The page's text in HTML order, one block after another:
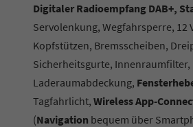
Digitaler Radioempfang DAB+,
Servolenkung, Wegfahrsperre, 12
Kopfstützen, Bremsscheiben,
Sicherheitsgurte, Innenraumfilter,
Laderaumabdeckung,
Tagfahrlicht, Wireless App-
(Navigation bequem über